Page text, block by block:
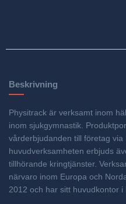
Beskrivning
Physitrack är verksamt inom
inom sjukgymnastik.
vårderbjudanden till företag via
huvudverksamheten erbjuds
tillhörande kringtjänster.
närvaro inom Europa och
2012 och har sitt huvudkontor i